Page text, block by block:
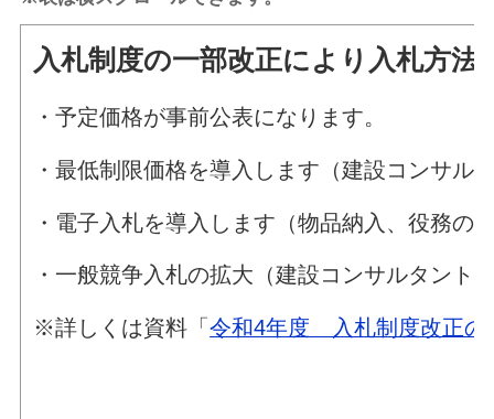
入札制度の一部改正により入札方
・予定価格が事前公表になります。
・最低制限価格を導入します（建設コンサ
・電子入札を導入します（物品納入、役務の
・一般競争入札の拡大（建設コンサルタント
※詳しくは資料「令和4年度 入札制度改正の